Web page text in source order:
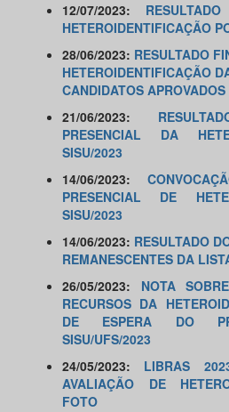
12/07/2023:
HETEROIDENTIFICAÇÃO
28/06/2023: RESULTADO
HETEROIDENTIFICAÇÃO
CANDIDATOS APROVADOS
21/06/2023:
PRESENCIAL DA
SISU/2023
14/06/2023:
PRESENCIAL DE
SISU/2023
14/06/2023: RESULTADO
REMANESCENTES DA
26/05/2023: NOTA
RECURSOS DA
DE ESPERA DO
SISU/UFS/2023
24/05/2023: LIBRAS
AVALIAÇÃO DE
FOTO